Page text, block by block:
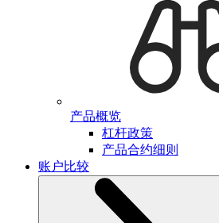
产品概览
杠杆政策
产品合约细则
账户比较